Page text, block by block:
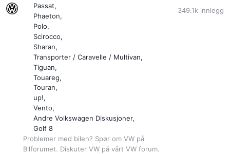
Passat
Phaeton
Polo
Scirocco
Sharan
Transporter / Caravelle / Multivan
Tiguan
Touareg
Touran
up!
Vento
Andre Volkswagen Diskusjoner
Golf 8
Problemer med bilen? Spør om VW på
Bilforumet. Diskuter VW på vårt VW forum.
349.1k innlegg